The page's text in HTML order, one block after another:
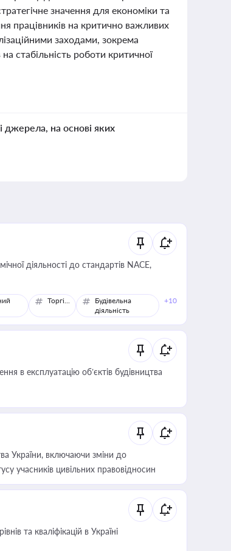
значення для економіки та
працівників на критично важливих
заходами, зокрема
стабільність роботи критичної
джерела, на основі яких
діяльності до стандартів NACE,
Торгівля
Будівельна
діяльність
+10
в експлуатацію об’єктів будівництва
України, включаючи зміни до
учасників цивільних правовідносин
та кваліфікацій в Україні